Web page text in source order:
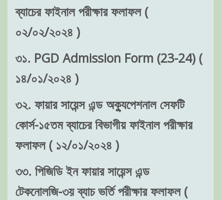
ব্যাচের ফাইনাল পরীক্ষার ফলাফল (
০২/০২/২০২৪ )
৩১. PGD Admission Form (23-24) (
১৪/০১/২০২৪ )
৩২. ফায়ার সায়েন্স এন্ড অক্যুপেশনাল সেফটি
কোর্স-১৫তম ব্যাচের বিভাগীয় ফাইনাল পরীক্ষার
ফলাফল ( ১২/০১/২০২৪ )
৩৩. পিজিডি ইন ফায়ার সায়েন্স এন্ড
টেকনোলজি-৩য় ব্যাচ ভর্তি পরীক্ষার ফলাফল (